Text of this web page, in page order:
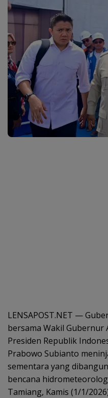
LENSAPOST.NET —
bersama Wakil Gubernur
Presiden Republik
Prabowo Subianto
sementara yang
bencana
Tamiang, Kamis (1/1/